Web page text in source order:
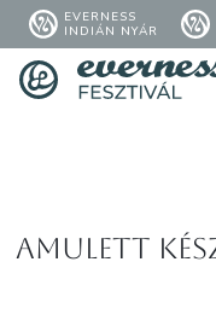
EVERNESS
INDIÁN NYÁR
Amulett